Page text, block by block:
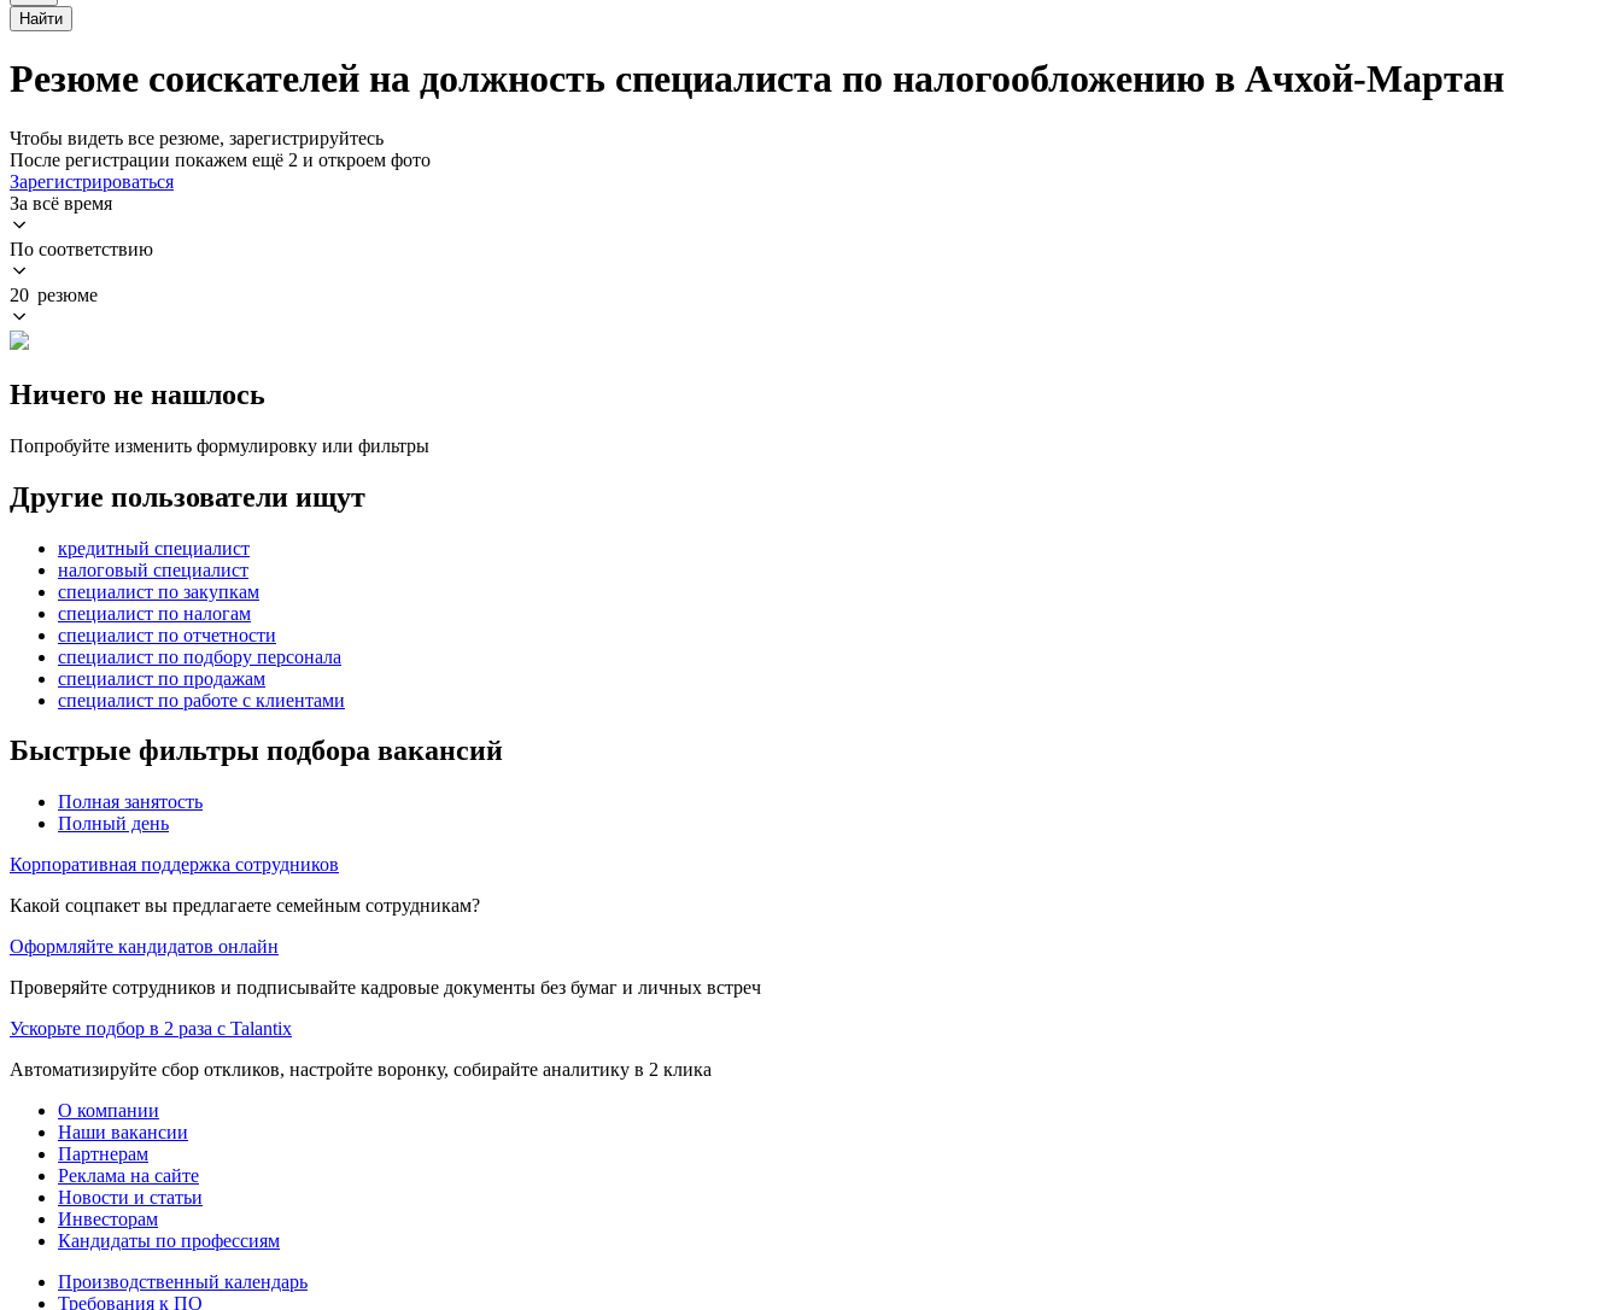
Найти
Резюме соискателей на должность специалиста по налогообложению в Ачхой-Мартан
Чтобы видеть все резюме, зарегистрируйтесь
После регистрации покажем ещё 2 и откроем фото
Зарегистрироваться
За всё время
По соответствию
20 резюме
Ничего не нашлось
Попробуйте изменить формулировку или фильтры
Другие пользователи ищут
кредитный специалист
налоговый специалист
специалист по закупкам
специалист по налогам
специалист по отчетности
специалист по подбору персонала
специалист по продажам
специалист по работе с клиентами
Быстрые фильтры подбора вакансий
Полная занятость
Полный день
Корпоративная поддержка сотрудников
Какой соцпакет вы предлагаете семейным сотрудникам?
Оформляйте кандидатов онлайн
Проверяйте сотрудников и подписывайте кадровые документы без бумаг и личных встреч
Ускорьте подбор в 2 раза с Talantix
Автоматизируйте сбор откликов, настройте воронку, собирайте аналитику в 2 клика
О компании
Наши вакансии
Партнерам
Реклама на сайте
Новости и статьи
Инвесторам
Кандидаты по профессиям
Производственный календарь
Требования к ПО